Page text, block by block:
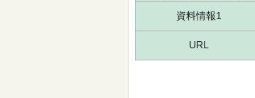
資料情報1
URL